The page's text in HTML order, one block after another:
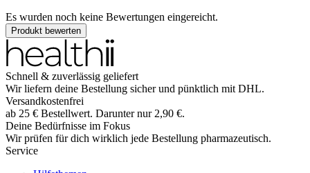
Es wurden noch keine Bewertungen eingereicht.
Produkt bewerten
Schnell & zuverlässig geliefert
Wir liefern deine Bestellung sicher und pünktlich mit DHL.
Versandkostenfrei
ab 25 € Bestellwert. Darunter nur 2,90 €.
Deine Bedürfnisse im Fokus
Wir prüfen für dich wirklich jede Bestellung pharmazeutisch.
Service